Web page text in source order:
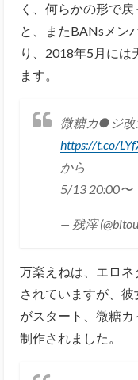
く、何らかの形で
と、またBANsメン
り、2018年5月には
ます。
微糖カ●ジ改
https://t.co/
から
5/13 20:00〜
— 残滓
万楽えねは、エロ
されていますが、彼
がスタート、微糖
制作されました。